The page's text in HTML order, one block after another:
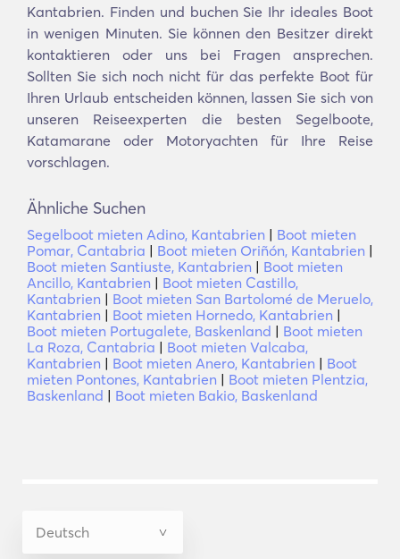
Kantabrien. Finden und buchen Sie Ihr ideales Boot
in wenigen Minuten. Sie können den Besitzer direkt
kontaktieren oder uns bei Fragen ansprechen.
Sollten Sie sich noch nicht für das perfekte Boot für
Ihren Urlaub entscheiden können, lassen Sie sich von
unseren Reiseexperten die besten Segelboote,
Katamarane oder Motoryachten für Ihre Reise
vorschlagen.
Ähnliche Suchen
Segelboot mieten Adino, Kantabrien | Boot mieten
Pomar, Cantabria | Boot mieten Oriñón, Kantabrien |
Boot mieten Santiuste, Kantabrien | Boot mieten
Ancillo, Kantabrien | Boot mieten Castillo,
Kantabrien | Boot mieten San Bartolomé de Meruelo,
Kantabrien | Boot mieten Hornedo, Kantabrien |
Boot mieten Portugalete, Baskenland | Boot mieten
La Roza, Cantabria | Boot mieten Valcaba,
Kantabrien | Boot mieten Anero, Kantabrien | Boot
mieten Pontones, Kantabrien | Boot mieten Plentzia,
Baskenland | Boot mieten Bakio, Baskenland